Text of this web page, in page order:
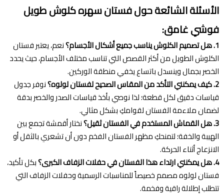
الأسئلة الشائعة حول فستان سهره كلوش طويل
فوشي غامق:
1. هل تصميم الكلوش يناسب جميع أشكال الأجسام؟
نعم، يعتبر فستان
الكلوش الطويل من أكثر القصص التي تناسب مختلف الأجسام، حيث يحدد
الخصر بجمال وينسدل باتساع يخفي منطقة الوركين.
2. كيف يمكنني التأكد من المقاس الصحيح لفستان لولوه؟
نوفر جدول
قياسات دقيق لكل قطعة؛ لذا نوصي بأخذ قياسات الصدر والخصر بدقة
لضمان ملاءمة الفستان لقوامكِ بشكل مثالي.
3. هل القماش المستخدم في الفستان ثقيل؟
نختار أقمشة تجمع بين
الهيبة والخفة؛ لتمنحكِ مظهر الفستان الفخم دون أن تشعري بالثقل أو
الانزعاج أثناء الحركة.
4. هل يمكنني ارتداء هذا الفستان في حفلات الزفاف الكبرى؟
بكل تأكيد،
فستان لولوه مصمم خصيصاً للمناسبات الرسمية وحفلات الزفاف التي
تتطلب إطلالة راقية وفخمة.